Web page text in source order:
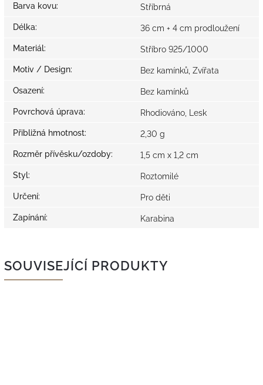
Barva kovu: Stříbrná
Délka: 36 cm + 4 cm prodloužení
Materiál: Stříbro 925/1000
Motiv / Design: Bez kamínků, Zvířata
Osazení: Bez kamínků
Povrchová úprava: Rhodiováno, Lesk
Přibližná hmotnost: 2,30 g
Rozměr přívěsku/ozdoby: 1,5 cm x 1,2 cm
Styl: Roztomilé
Určení: Pro děti
Zapínání: Karabina
SOUVISEJÍCÍ PRODUKTY